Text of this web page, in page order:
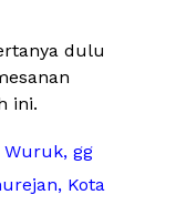
dulu
ini.
gg
Kota